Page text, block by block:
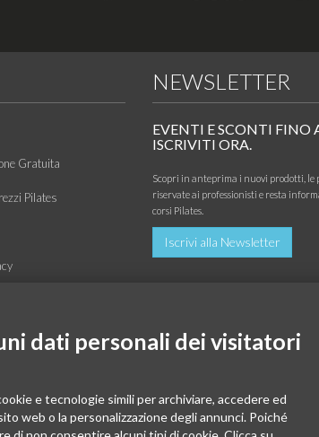
Gratuita
Pilates
NEWSLETTER
EVENTI E SCONTI FINO
ISCRIVITI ORA.
Scopri in anteprima i nuovi prodotti, le
riservate ai professionisti e resta
corsi Pilates.
Iscrivi alla Newsletter
dati personali dei visitatori
e tecnologie simili per archiviare, accedere ed
web o la personalizzazione degli annunci. Poiché